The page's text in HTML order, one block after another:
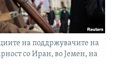
на поддржувачите на
со Иран, во Јемен, на